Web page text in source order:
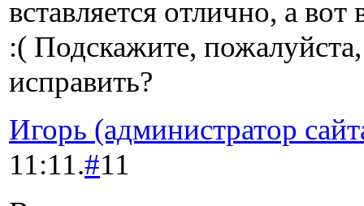
вставляется отлично, а
:( Подскажите, пожалуйста,
исправить?
Игорь (администратор
11:11.#11